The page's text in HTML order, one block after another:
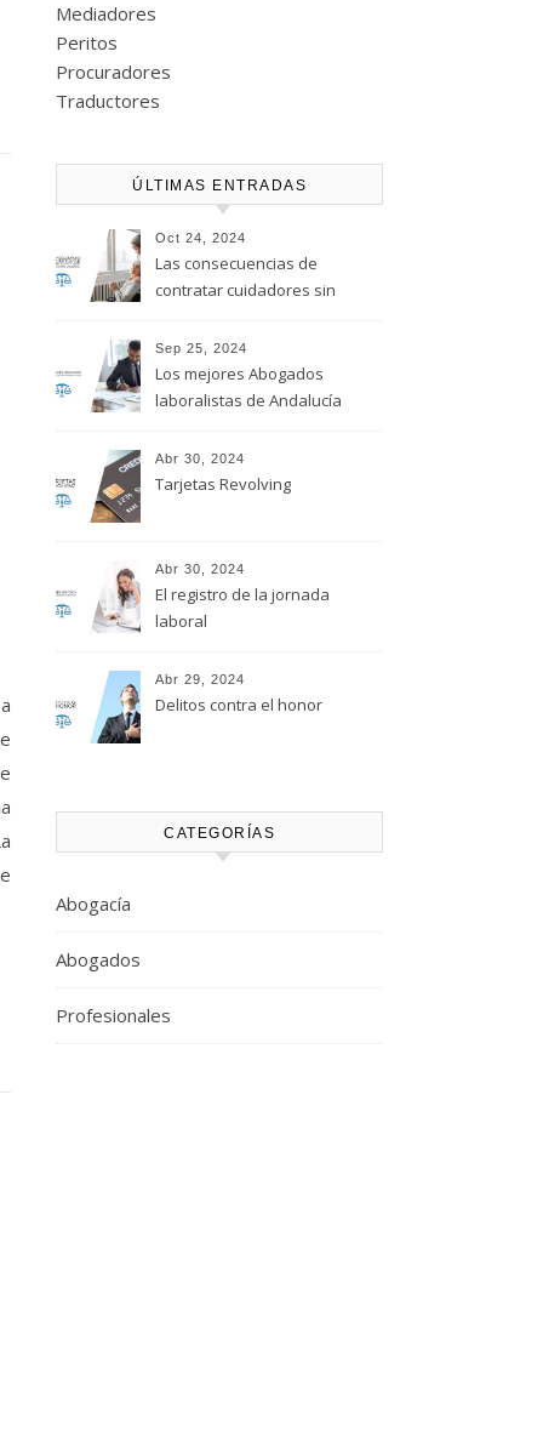
Mediadores
Peritos
Procuradores
Traductores
ÚLTIMAS ENTRADAS
Oct 24, 2024
Las consecuencias de
contratar cuidadores sin
laboral
Sep 25, 2024
Los mejores Abogados
laboralistas de Andalucía
Abr 30, 2024
Tarjetas Revolving
Abr 30, 2024
El registro de la jornada
laboral
Abr 29, 2024
Delitos contra el honor
CATEGORÍAS
Abogacía
Abogados
Profesionales